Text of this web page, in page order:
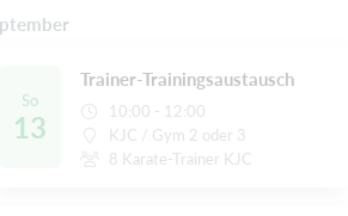
So
13
Trainer-Trainingsaustausch
10:00 - 12:00
KJC / Gym 2 oder 3
8 Karate-Trainer KJC